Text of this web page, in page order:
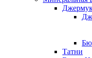
Татни